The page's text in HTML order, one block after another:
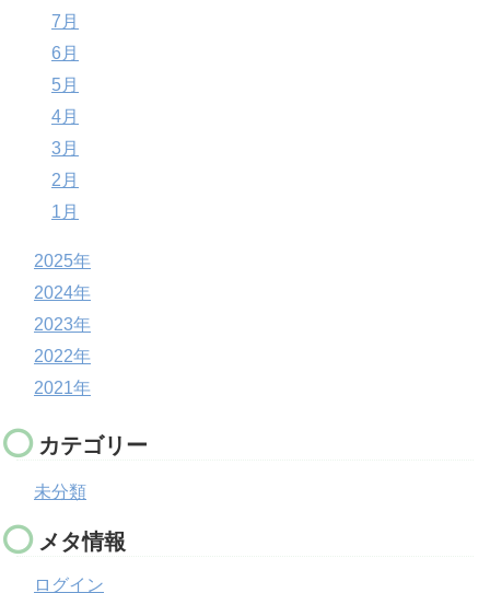
7月
6月
5月
4月
3月
2月
1月
2025年
2024年
2023年
2022年
2021年
カテゴリー
未分類
メタ情報
ログイン